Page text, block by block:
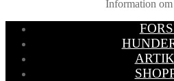
Information om